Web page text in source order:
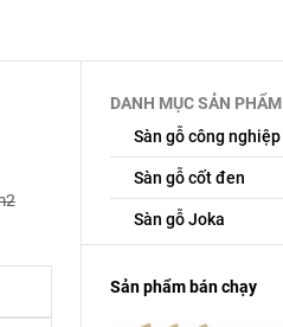
DANH MỤC SẢN PHẨM
Sàn gỗ công nghiệp
Sàn gỗ cốt đen
Sàn gỗ Joka
Sản phẩm bán chạy